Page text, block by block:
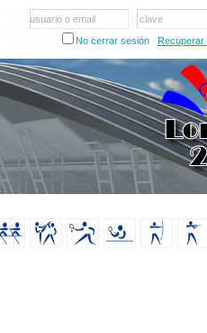
usuario o email
clave
No cerrar sesión
Recuperar